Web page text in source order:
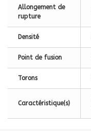
Allongement de
rupture
Densité
Point de fusion
Torons
Caractéristique(s)